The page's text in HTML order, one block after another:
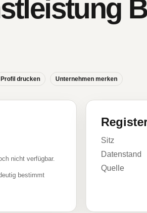
Profil drucken Unternehmen merken
nicht verfügbar.
bestimmt
Sitz
Datenstand
Quelle